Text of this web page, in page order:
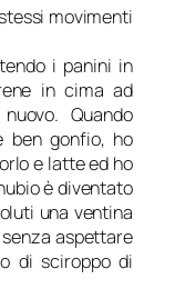
movimenti
i panini in
in cima ad
Quando
ben gonfio, ho
e latte ed ho
è diventato
una ventina
aspettare
di sciroppo di